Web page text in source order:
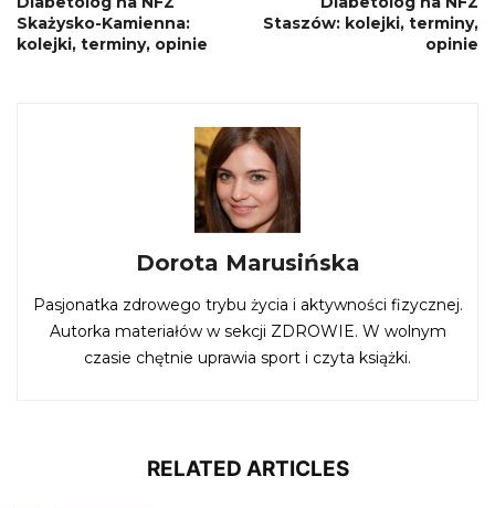
Skażysko-Kamienna:
kolejki, terminy, opinie
Staszów: kolejki, terminy,
opinie
Dorota Marusińska
Pasjonatka zdrowego trybu życia i aktywności fizycznej.
Autorka materiałów w sekcji ZDROWIE. W wolnym
czasie chętnie uprawia sport i czyta książki.
RELATED ARTICLES